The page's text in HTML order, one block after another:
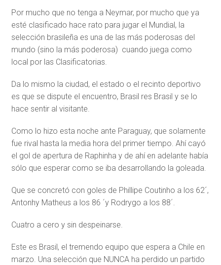
Por mucho que no tenga a Neymar, por mucho que ya
esté clasificado hace rato para jugar el Mundial, la
selección brasileña es una de las más poderosas del
mundo (sino la más poderosa) cuando juega como
local por las Clasificatorias.
Da lo mismo la ciudad, el estado o el recinto deportivo
es que se dispute el encuentro, Brasil res Brasil y se lo
hace sentir al visitante.
Como lo hizo esta noche ante Paraguay, que solamente
fue rival hasta la media hora del primer tiempo. Ahí cayó
el gol de apertura de Raphinha y de ahí en adelante había
sólo que esperar como se iba desarrollando la goleada.
Que se concretó con goles de Phillipe Coutinho a los 62´,
Antonhy Matheus a los 86 ´y Rodrygo a los 88´.
Cuatro a cero y sin despeinarse.
Este es Brasil, el tremendo equipo que espera a Chile en
marzo. Una selección que NUNCA ha perdido un partido